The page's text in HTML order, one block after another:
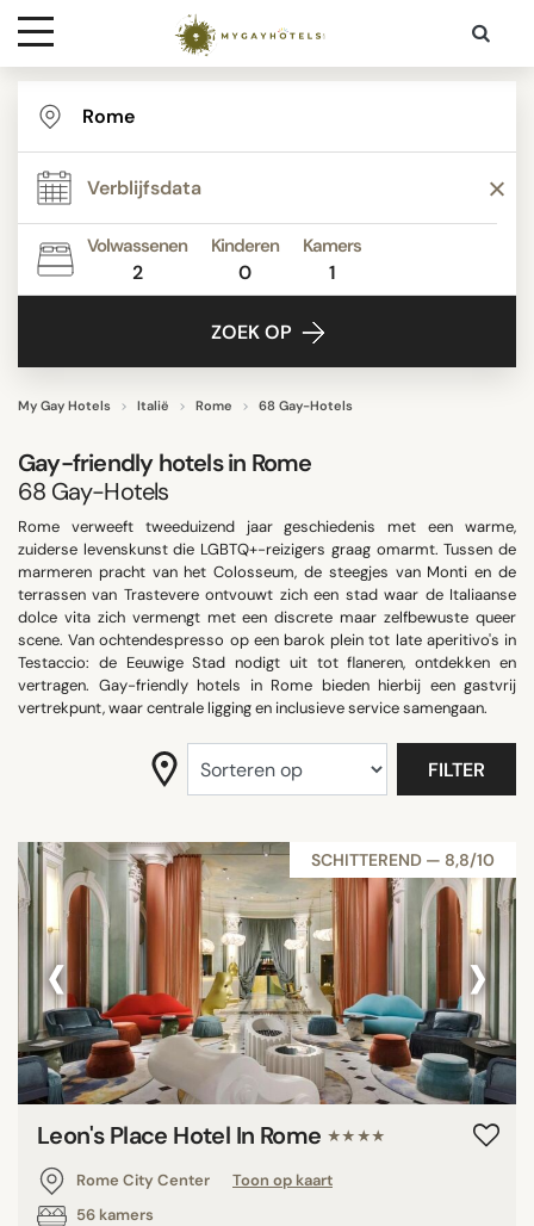
Bestemmingen
Contact
MediaVolwassenen
2
Kinderen
0
Kamers
1
ZOEK OP
My Gay Hotels Italië Rome 68 Gay-Hotels
Gay-friendly hotels in Rome
68 Gay-Hotels
STER
BEOORDELINGSSCORE
FACILITEITEN
WIJKEN
ZOEK OP
Rome verweeft tweeduizend jaar geschiedenis met een warme,
zuiderse levenskunst die LGBTQ+-reizigers graag omarmt. Tussen de
marmeren pracht van het Colosseum, de steegjes van Monti en de
terrassen van Trastevere ontvouwt zich een stad waar de Italiaanse
dolce vita zich vermengt met een discrete maar zelfbewuste queer
scene. Van ochtendespresso op een barok plein tot late aperitivo's in
Testaccio: de Eeuwige Stad nodigt uit tot flaneren, ontdekken en
vertragen. Gay-friendly hotels in Rome bieden hierbij een gastvrij
vertrekpunt, waar centrale ligging en inclusieve service samengaan.
FILTER
SCHITTEREND — 8,8/10
‹ ›
Leon's Place Hotel In Rome ★★★★
Rome City Center
Toon op kaart
56 kamers